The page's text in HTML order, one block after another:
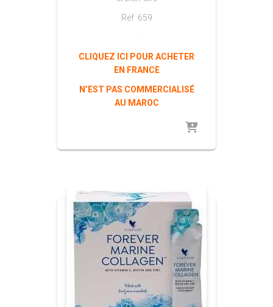
Réf 659
CLIQUEZ ICI POUR ACHETER
EN FRANCE
N’EST PAS COMMERCIALISÉ
AU MAROC